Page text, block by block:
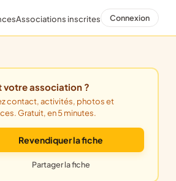
Associations inscrites Connexion
votre association ?
Gratuit, en 5 minutes.
Revendiquer la fiche
Partager la fiche